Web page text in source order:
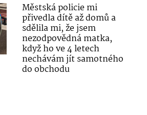
Městská policie mi
přivedla dítě až domů a
sdělila mi, že jsem
nezodpovědná matka,
když ho ve 4 letech
nechávám jít samotného
do obchodu